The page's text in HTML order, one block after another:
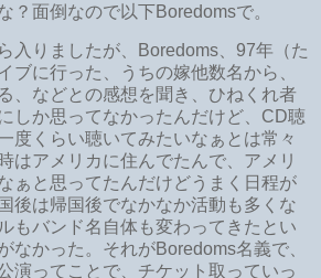
？面倒なので以下Boredomsで。
入りましたが、Boredoms、97年（た
ブに行った、うちの嫁他数名から、
、などとの感想を聞き、ひねくれ者
しか思ってなかったんだけど、CD聴
度くらい聴いてみたいなぁとは常々
はアメリカに住んでたんで、アメリ
ぁと思ってたんだけどうまく日程が
後は帰国後でなかなか活動も多くな
もバンド名自体も変わってきたとい
なかった。それがBoredoms名義で、
演ってことで、チケット取っていっ